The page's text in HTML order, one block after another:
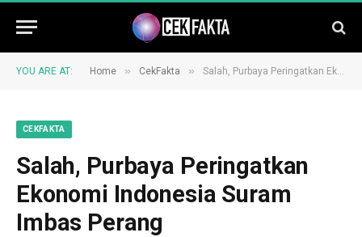
YOU ARE AT: Home » CekFakta » Salah, Purbaya Peringatkan Ekonomi Indonesia Suram Imbas Perang
CEKFAKTA
Salah, Purbaya Peringatkan
Ekonomi Indonesia Suram
Imbas Perang